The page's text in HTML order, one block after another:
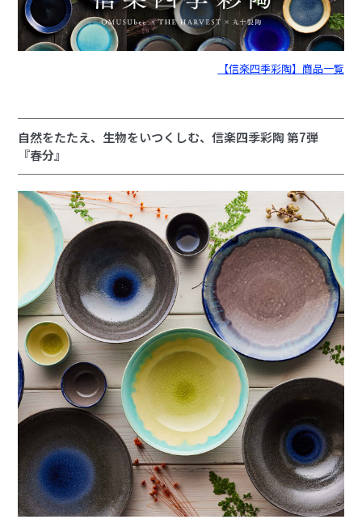
【信楽四季彩陶】商品一覧
自然をたたえ、生物をいつくしむ、信楽四季彩陶 第7弾
『春分』